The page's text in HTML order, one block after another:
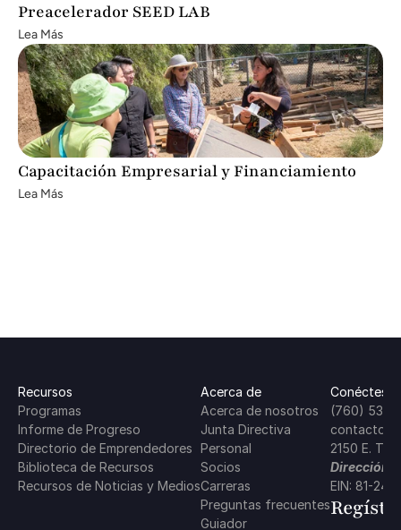
Preacelerador SEED LAB
Lea Más
Capacitación Empresarial y Financiamiento
Lea Más
Recursos
Programas
Informe de Progreso
Directorio de Emprendedores
Biblioteca de Recursos
Recursos de Noticias y Medios
Acerca de
Acerca de nosotros
Junta Directiva
Personal
Socios
Carreras
Preguntas frecuentes
Guiador
Conéctese
(760) 537-
2150 E.
Dirección
EIN: 81-